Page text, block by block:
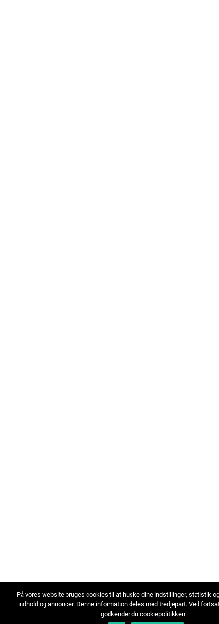
På vores website bruges cookies til at huske dine indstillinger, statistik
indhold og annoncer. Denne information deles med tredjepart. Ved
godkender du cookiepolitikken.